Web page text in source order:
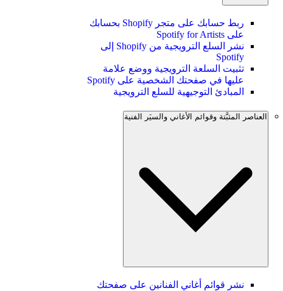
ربط حسابك على متجر Shopify بحسابك
على Spotify for Artists
نشر السلع الترويجية من Shopify إلى
Spotify
تثبيت السلعة الترويجية ووضع علامة
عليها في صفحتك الشخصية على Spotify
المبادئ التوجيهية للسلع الترويجية
العناصر المثبَّتة وقوائم الأغاني والسيَر الفنية
نشر قوائم أغاني الفنانين على صفحتك